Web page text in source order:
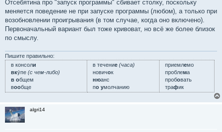
Отсебятина про "запуск программы" сбивает столку, поскольку
меняется поведение не при запуске программы (любом), а только при
возобновлении проигрывания (в том случае, когда оно включено).
Первоначальный вариант был тоже кривоват, но всё же более близок
по смыслу.
Пишите правильно:
в консоли
вку́пе (с чем-либо)
в общем
вообще
в течение (часа)
новичок
нюанс
по умолчанию
приемлемо
проблема
пробовать
трафик
algri14